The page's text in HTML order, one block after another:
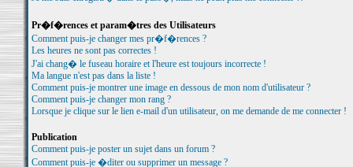
Pr�f�rences et param�tres des Utilisateurs
Comment puis-je changer mes pr�f�rences ?
Les heures ne sont pas correctes !
J'ai chang� le fuseau horaire et l'heure est toujours incorrecte !
Ma langue n'est pas dans la liste !
Comment puis-je montrer une image en dessous de mon nom d'utilisateur ?
Comment puis-je changer mon rang ?
Lorsque je clique sur le lien e-mail d'un utilisateur, on me demande de me connecter !
Publication
Comment puis-je poster un sujet dans un forum ?
Comment puis-je �diter ou supprimer un message ?